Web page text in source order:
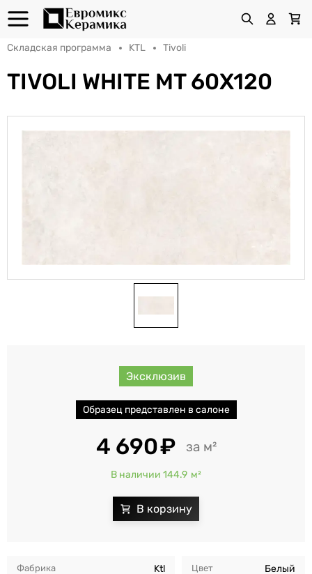
Складская программа KTL Tivoli
TIVOLI WHITE MT 60X120
Фабрика Ktl Цвет Белый
Эксклюзив
Образец представлен в салоне
4 690 м²
В наличии 144.9 м²